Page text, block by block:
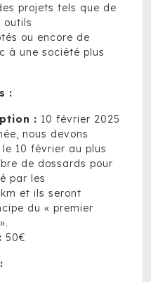
projets tels que de
outils
ou encore de
à une société plus
:
: 10 février 2025
nous devons
10 février au plus
de dossards pour
par les
et ils seront
du « premier
50€